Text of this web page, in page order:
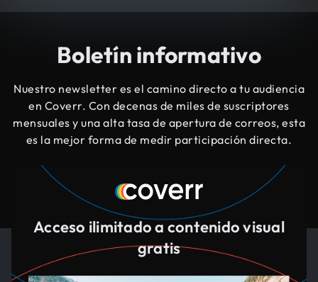
Boletín informativo
Nuestro newsletter es el camino directo a tu audiencia
en Coverr. Con decenas de miles de suscriptores
mensuales y una alta tasa de apertura de correos, esta
es la mejor forma de medir participación directa.
Acceso ilimitado a contenido visual
gratis